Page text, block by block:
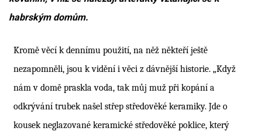
habrským domům.
Kromě věcí k dennímu použití, na něž někteří ještě
nezapomněli, jsou k vidění i věci z dávnější historie. „Když
nám v domě praskla voda, tak můj muž při kopání a
odkrývání trubek našel střep středověké keramiky. Jde o
kousek neglazované keramické středověké poklice, který